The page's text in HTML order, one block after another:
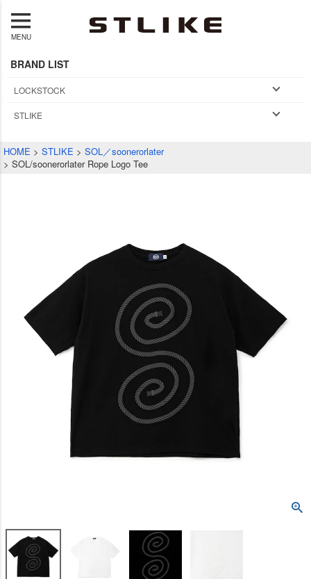
MENU
BRAND LIST
LOCKSTOCK
STLIKE
HOME STLIKE
SOL／soonerorlater
SOL/soonerorlater Rope Logo Tee